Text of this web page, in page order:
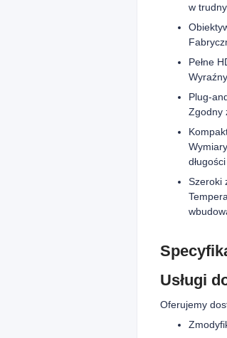
w
Pełne
Zgodny
Szeroki
Usługi
Oferujemy